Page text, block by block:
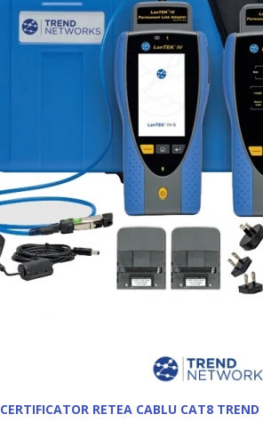
CERTIFICATOR RETEA CABLU CAT8